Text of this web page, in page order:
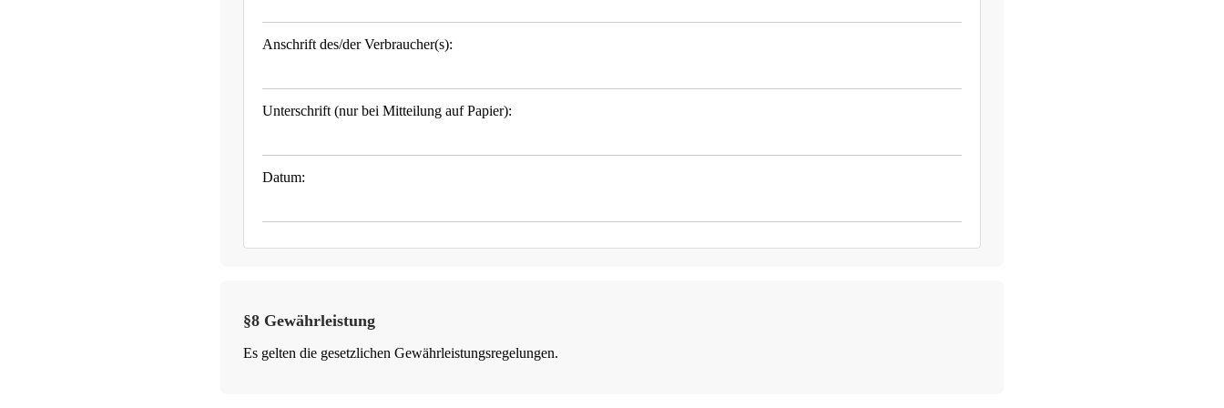
Anschrift des/der Verbraucher(s):
Unterschrift (nur bei Mitteilung auf Papier):
Datum:
§8 Gewährleistung
Es gelten die gesetzlichen Gewährleistungsregelungen.